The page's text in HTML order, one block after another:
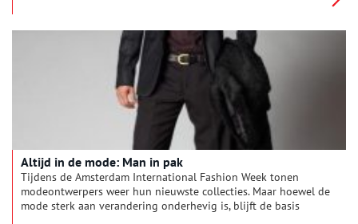
Altijd in de mode: Man in pak
Tijdens de Amsterdam International Fashion Week tonen
modeontwerpers weer hun nieuwste collecties. Maar hoewel de
mode sterk aan verandering onderhevig is, blijft de basis